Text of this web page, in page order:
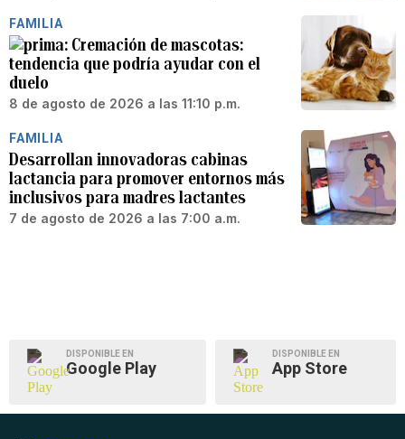
FAMILIA
Cremación de mascotas:
tendencia que podría ayudar con el
duelo
8 de agosto de 2026 a las 11:10 p.m.
FAMILIA
Desarrollan innovadoras cabinas
lactancia para promover entornos más
inclusivos para madres lactantes
7 de agosto de 2026 a las 7:00 a.m.
DISPONIBLE EN
Google Play
DISPONIBLE EN
App Store